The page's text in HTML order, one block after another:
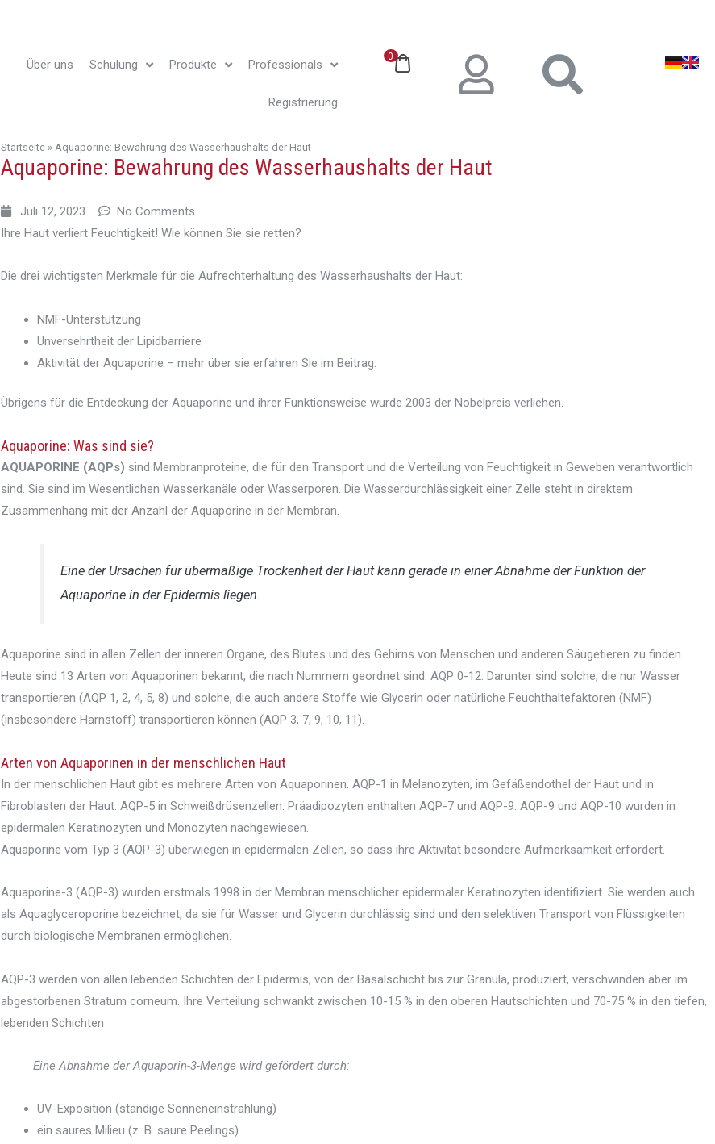
Über uns Schulung
Blog
Produkte Professionals
Partner werden
Registrierung
0
Startseite» Aquaporine: Bewahrung des Wasserhaushalts der Haut
Aquaporine: Bewahrung des Wasserhaushalts der Haut
Juli 12, 2023
No Comments
Ihre Haut verliert Feuchtigkeit! Wie können Sie sie retten?
Die drei wichtigsten Merkmale für die Aufrechterhaltung des Wasserhaushalts der Haut:
NMF-Unterstützung
Unversehrtheit der Lipidbarriere
Aktivität der Aquaporine – mehr über sie erfahren Sie im Beitrag.
Übrigens für die Entdeckung der Aquaporine und ihrer Funktionsweise wurde 2003 der Nobelpreis verliehen.
Aquaporine: Was sind sie?
AQUAPORINE (AQPs) sind Membranproteine, die für den Transport und die Verteilung von Feuchtigkeit in Geweben verantwortlich
sind. Sie sind im Wesentlichen Wasserkanäle oder Wasserporen. Die Wasserdurchlässigkeit einer Zelle steht in direktem
Zusammenhang mit der Anzahl der Aquaporine in der Membran.
Eine der Ursachen für übermäßige Trockenheit der Haut kann gerade in einer Abnahme der Funktion der
Aquaporine in der Epidermis liegen.
Aquaporine sind in allen Zellen der inneren Organe, des Blutes und des Gehirns von Menschen und anderen Säugetieren zu finden.
Heute sind 13 Arten von Aquaporinen bekannt, die nach Nummern geordnet sind: AQP 0-12. Darunter sind solche, die nur Wasser
transportieren (AQP 1, 2, 4, 5, 8) und solche, die auch andere Stoffe wie Glycerin oder natürliche Feuchthaltefaktoren (NMF)
(insbesondere Harnstoff) transportieren können (AQP 3, 7, 9, 10, 11).
Arten von Aquaporinen in der menschlichen Haut
In der menschlichen Haut gibt es mehrere Arten von Aquaporinen. AQP-1 in Melanozyten, im Gefäßendothel der Haut und in
Fibroblasten der Haut. AQP-5 in Schweißdrüsenzellen. Präadipozyten enthalten AQP-7 und AQP-9. AQP-9 und AQP-10 wurden in
epidermalen Keratinozyten und Monozyten nachgewiesen.
Aquaporine vom Typ 3 (AQP-3) überwiegen in epidermalen Zellen, so dass ihre Aktivität besondere Aufmerksamkeit erfordert.
Aquaporine-3 (AQP-3) wurden erstmals 1998 in der Membran menschlicher epidermaler Keratinozyten identifiziert. Sie werden auch
als Aquaglyceroporine bezeichnet, da sie für Wasser und Glycerin durchlässig sind und den selektiven Transport von Flüssigkeiten
durch biologische Membranen ermöglichen.
AQP-3 werden von allen lebenden Schichten der Epidermis, von der Basalschicht bis zur Granula, produziert, verschwinden aber im
abgestorbenen Stratum corneum. Ihre Verteilung schwankt zwischen 10-15 % in den oberen Hautschichten und 70-75 % in den tiefen,
lebenden Schichten
Eine Abnahme der Aquaporin-3-Menge wird gefördert durch:
UV-Exposition (ständige Sonneneinstrahlung)
ein saures Milieu (z. B. saure Peelings)